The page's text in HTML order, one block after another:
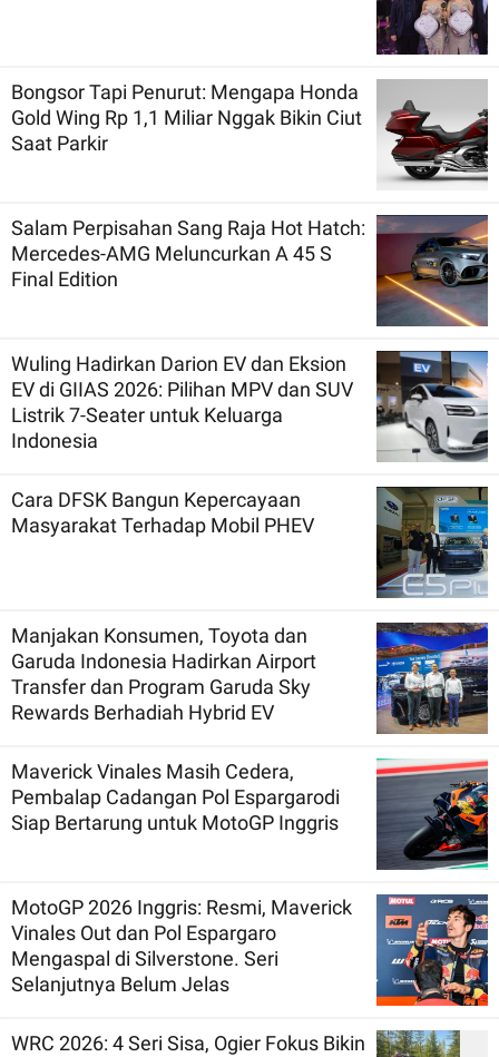
Bongsor Tapi Penurut: Mengapa Honda
Gold Wing Rp 1,1 Miliar Nggak Bikin Ciut
Saat Parkir
Salam Perpisahan Sang Raja Hot Hatch:
Mercedes-AMG Meluncurkan A 45 S
Final Edition
Wuling Hadirkan Darion EV dan Eksion
EV di GIIAS 2026: Pilihan MPV dan SUV
Listrik 7-Seater untuk Keluarga
Indonesia
Cara DFSK Bangun Kepercayaan
Masyarakat Terhadap Mobil PHEV
Manjakan Konsumen, Toyota dan
Garuda Indonesia Hadirkan Airport
Transfer dan Program Garuda Sky
Rewards Berhadiah Hybrid EV
Maverick Vinales Masih Cedera,
Pembalap Cadangan Pol Espargarodi
Siap Bertarung untuk MotoGP Inggris
MotoGP 2026 Inggris: Resmi, Maverick
Vinales Out dan Pol Espargaro
Mengaspal di Silverstone. Seri
Selanjutnya Belum Jelas
WRC 2026: 4 Seri Sisa, Ogier Fokus Bikin